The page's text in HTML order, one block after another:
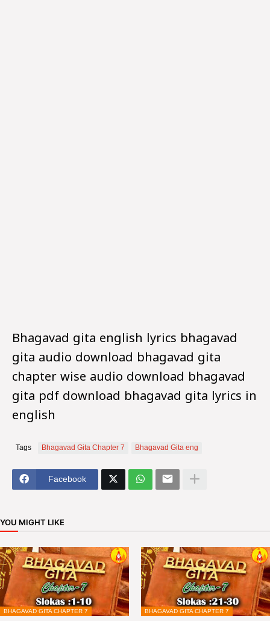
Bhagavad gita english lyrics bhagavad
gita audio download bhagavad gita
chapter wise audio download bhagavad
gita pdf download bhagavad gita lyrics in
english
Tags Bhagavad Gita Chapter 7 Bhagavad Gita eng
Facebook
YOU MIGHT LIKE
BHAGAVAD GITA CHAPTER 7 BHAGAVAD GITA CHAPTER 7